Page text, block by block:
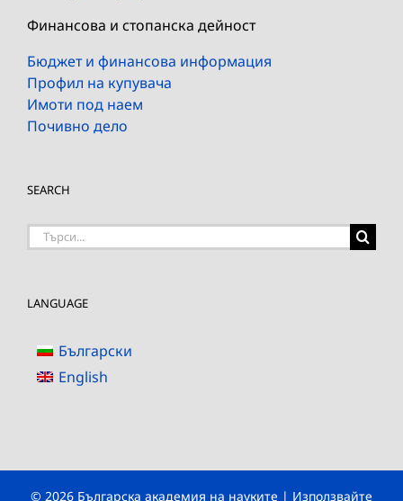
Финансова и стопанска дейност
Бюджет и финансова информация
Профил на купувача
Имоти под наем
Почивно дело
SEARCH
Търсене
LANGUAGE
Български
English
© 2026 Българска академия на науките | Използвайте